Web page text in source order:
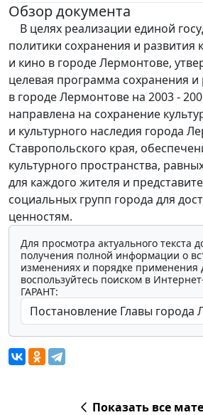
Обзор документа
В целях реализации единой
политики сохранения и развития
и кино в городе Лермонтове,
целевая программа сохранения и
в городе Лермонтове на 2003 -
направлена на сохранение
и культурного наследия города
Ставропольского края,
культурного пространства,
для каждого жителя и
социальных групп города для
ценностям.
Для просмотра актуального текста
получения полной информации о
изменениях и порядке применения
воспользуйтесь поиском в
ГАРАНТ:
Показать все